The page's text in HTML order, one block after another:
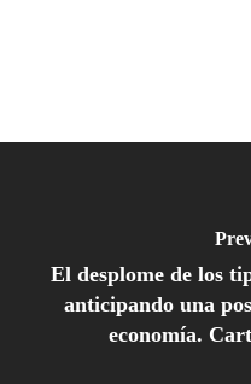
El desplome de los
anticipando una
economía.